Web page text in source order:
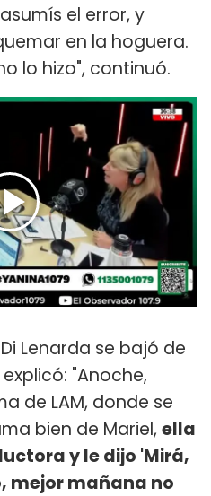
el error, y
en la hoguera.
lo hizo", continuó.
Lenarda se bajó de
"Anoche,
de LAM, donde se
bien de Mariel, ella
y le dijo 'Mirá,
mejor mañana no